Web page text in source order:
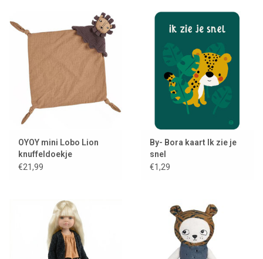
OYOY mini Lobo Lion
knuffeldoekje
€21,99
By- Bora kaart Ik zie je
snel
€1,29